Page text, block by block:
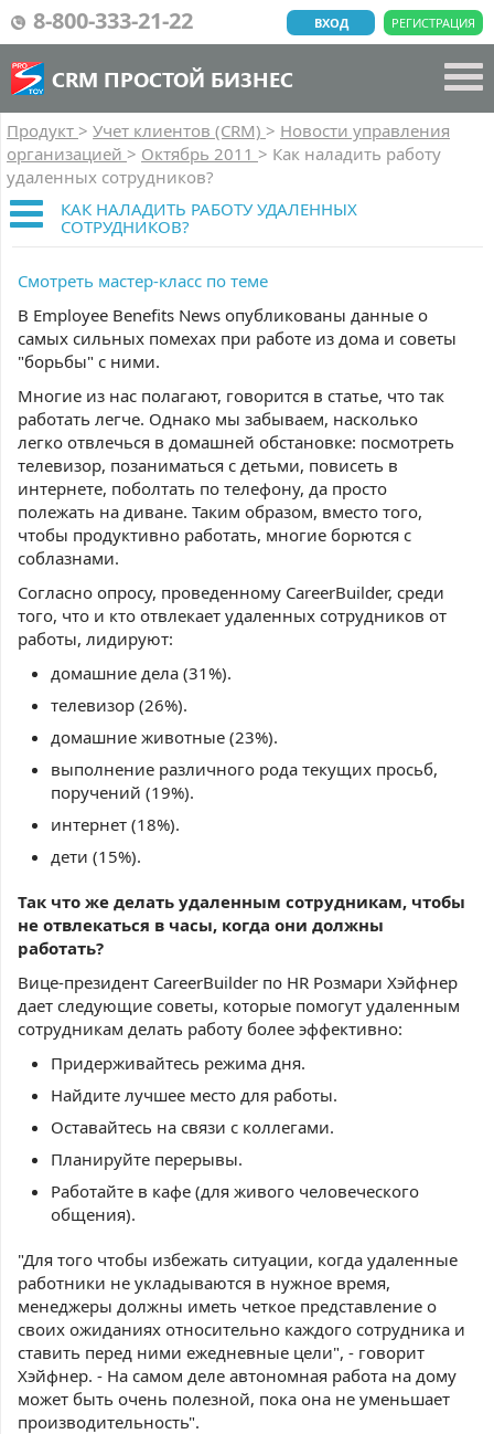
8-800-333-21-22 РЕГИСТРАЦИЯ
ВХОД
CRM ПРОСТОЙ БИЗНЕС
Продукт > Учет клиентов (CRM) > Новости управления
организацией > Октябрь 2011 > Как наладить работу
удаленных сотрудников?
КАК НАЛАДИТЬ РАБОТУ УДАЛЕННЫХ
СОТРУДНИКОВ?
Смотреть мастер-класс по теме
В Employee Benefits News опубликованы данные о
самых сильных помехах при работе из дома и советы
"борьбы" с ними.
Многие из нас полагают, говорится в статье, что так
работать легче. Однако мы забываем, насколько
легко отвлечься в домашней обстановке: посмотреть
телевизор, позаниматься с детьми, повисеть в
интернете, поболтать по телефону, да просто
полежать на диване. Таким образом, вместо того,
чтобы продуктивно работать, многие борются с
соблазнами.
Согласно опросу, проведенному CareerBuilder, среди
того, что и кто отвлекает удаленных сотрудников от
работы, лидируют:
домашние дела (31%).
телевизор (26%).
домашние животные (23%).
выполнение различного рода текущих просьб,
поручений (19%).
интернет (18%).
дети (15%).
Так что же делать удаленным сотрудникам, чтобы
не отвлекаться в часы, когда они должны
работать?
Вице-президент CareerBuilder по HR Розмари Хэйфнер
дает следующие советы, которые помогут удаленным
сотрудникам делать работу более эффективно:
Придерживайтесь режима дня.
Найдите лучшее место для работы.
Оставайтесь на связи с коллегами.
Планируйте перерывы.
Работайте в кафе (для живого человеческого
общения).
"Для того чтобы избежать ситуации, когда удаленные
работники не укладываются в нужное время,
менеджеры должны иметь четкое представление о
своих ожиданиях относительно каждого сотрудника и
ставить перед ними ежедневные цели", - говорит
Хэйфнер. - На самом деле автономная работа на дому
может быть очень полезной, пока она не уменьшает
производительность".